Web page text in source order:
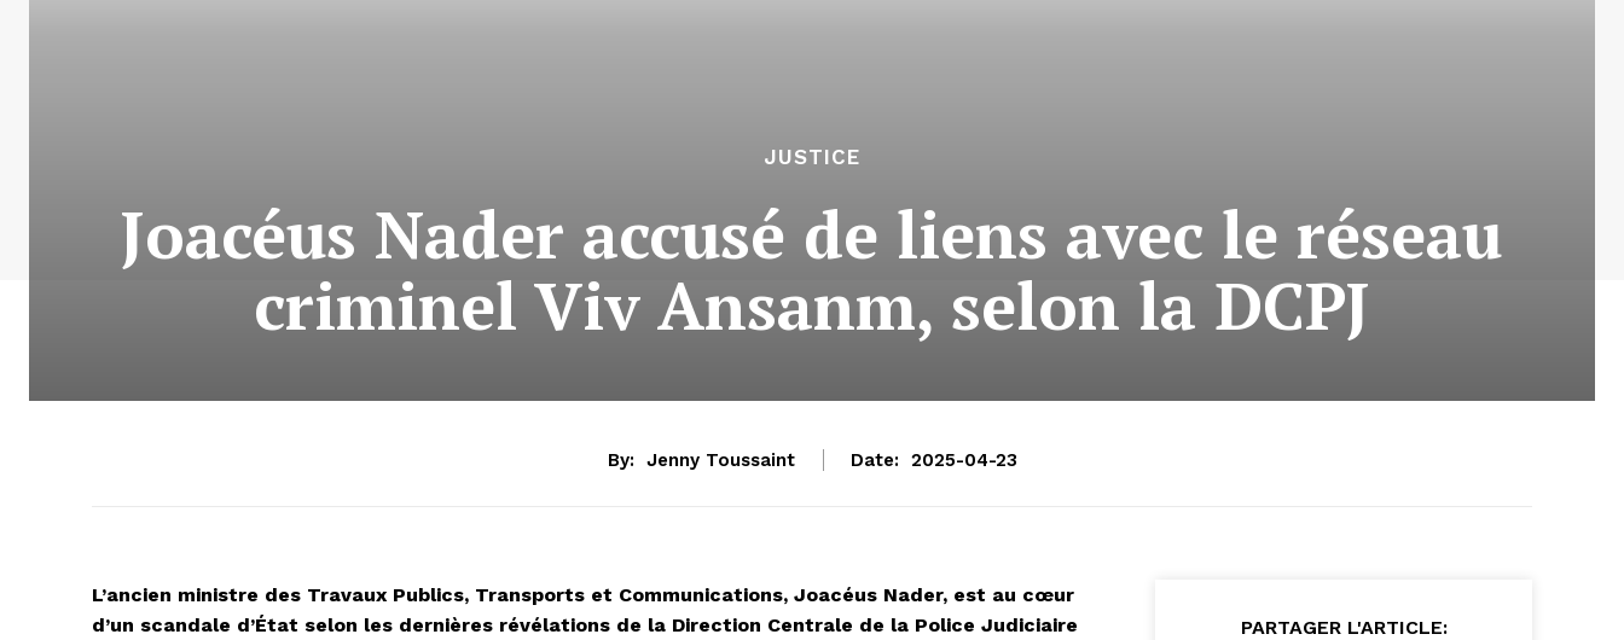
JUSTICE
Joacéus Nader accusé de liens avec le réseau
criminel Viv Ansanm, selon la DCPJ
By: Jenny Toussaint Date: 2025-04-23
L’ancien ministre des Travaux Publics, Transports et Communications, Joacéus Nader, est au cœur
d’un scandale d’État selon les dernières révélations de la Direction Centrale de la Police Judiciaire
PARTAGER L'ARTICLE: